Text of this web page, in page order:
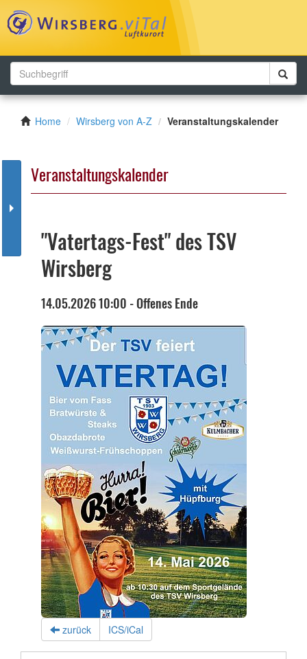
Home Wirsberg von A-Z Veranstaltungskalender
Veranstaltungskalender
"Vatertags-Fest" des TSV
Wirsberg
14.05.2026 10:00 - Offenes Ende
zurück ICS/iCal